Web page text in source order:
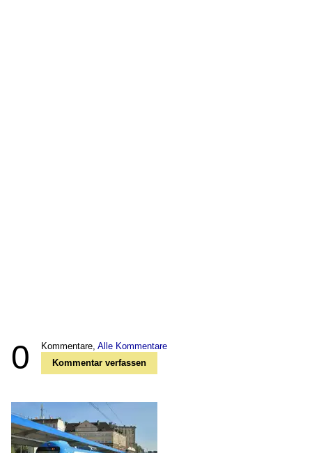
0 Kommentare, Alle Kommentare
Kommentar verfassen